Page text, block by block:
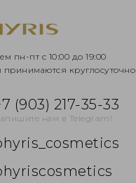
пн-пт с 10:00 до 19:00
принимаются круглосуточно
(903) 217-35-33
нам в Telegram!